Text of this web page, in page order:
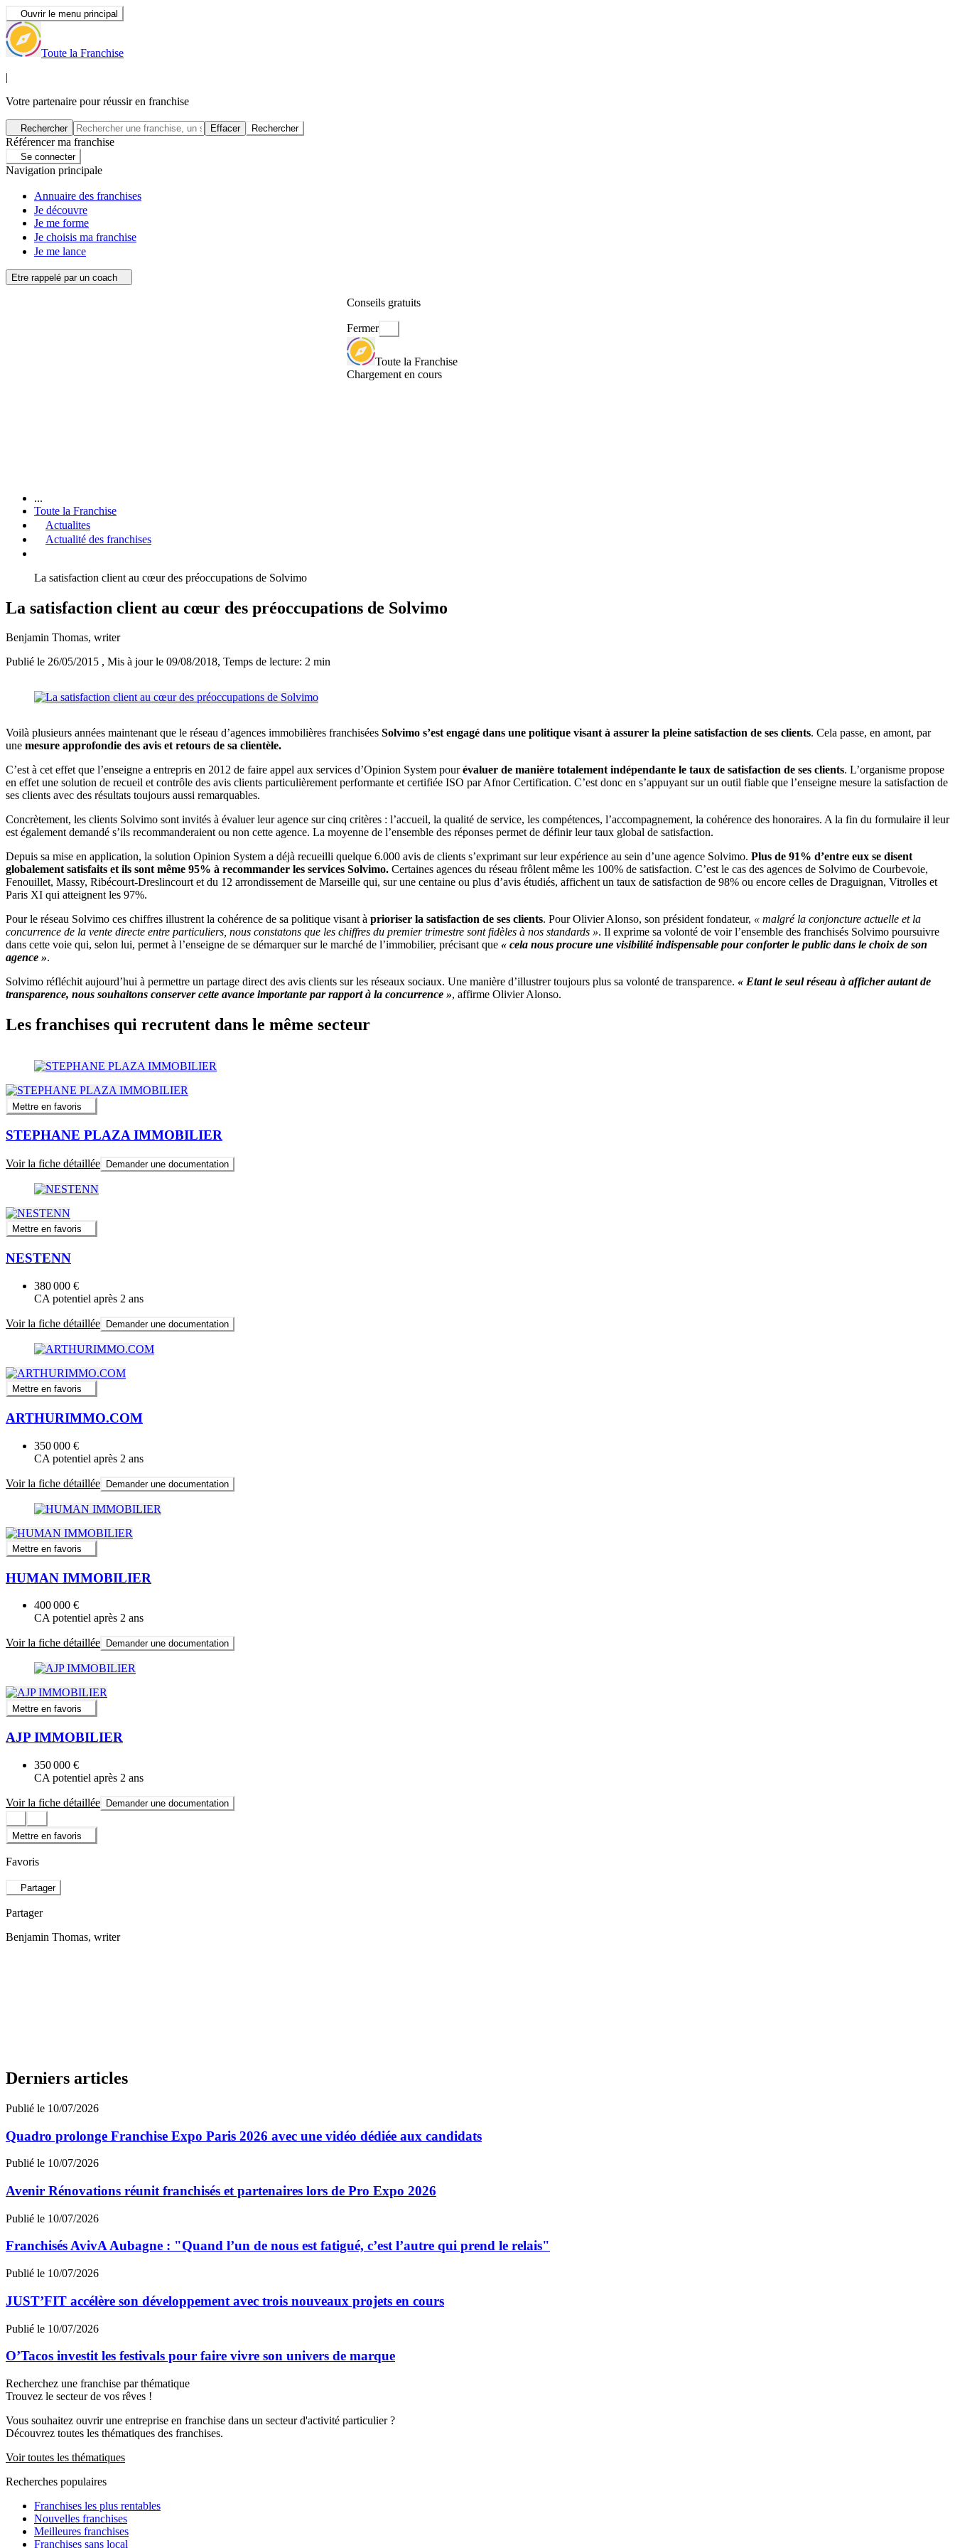
Ouvrir le menu principal
Toute la Franchise
|
Votre partenaire pour réussir en franchise
Rechercher Effacer Rechercher
Référencer ma franchise
Se connecter
Navigation principale
Annuaire des franchises
Je découvre
Je me forme
Je choisis ma franchise
Je me lance
Etre rappelé par un coach
Conseils gratuits
Fermer
Toute la Franchise
Chargement en cours
...
Toute la Franchise
Actualites
Actualité des franchises
La satisfaction client au cœur des préoccupations de Solvimo
La satisfaction client au cœur des préoccupations de Solvimo
Benjamin Thomas, writer
Publié le 26/05/2015 , Mis à jour le 09/08/2018, Temps de lecture: 2 min
Voilà plusieurs années maintenant que le réseau d’agences immobilières franchisées Solvimo s’est engagé dans une politique visant à assurer la pleine satisfaction de ses clients. Cela passe, en amont, par
une mesure approfondie des avis et retours de sa clientèle.
C’est à cet effet que l’enseigne a entrepris en 2012 de faire appel aux services d’Opinion System pourévaluer de manière totalement indépendante le taux de satisfaction de ses clients. L’organisme propose
en effet une solution de recueil et contrôle des avis clients particulièrement performante et certifiée ISO par Afnor Certification. C’est donc en s’appuyant sur un outil fiable que l’enseigne mesure la satisfaction de
ses clients avec des résultats toujours aussi remarquables.
Concrètement, les clients Solvimo sont invités à évaluer leur agence sur cinq critères : l’accueil, la qualité de service, les compétences, l’accompagnement, la cohérence des honoraires. A la fin du formulaire il leur
est également demandé s’ils recommanderaient ou non cette agence. La moyenne de l’ensemble des réponses permet de définir leur taux global de satisfaction.
Depuis sa mise en application, la solution Opinion System a déjà recueilli quelque 6.000 avis de clients s’exprimant sur leur expérience au sein d’une agence Solvimo. Plus de 91% d’entre eux se disent
globalement satisfaits et ils sont même 95% à recommander les services Solvimo. Certaines agences du réseau frôlent même les 100% de satisfaction. C’est le cas des agences de Solvimo de Courbevoie,
Fenouillet, Massy, Ribécourt-Dreslincourt et du 12 arrondissement de Marseille qui, sur une centaine ou plus d’avis étudiés, affichent un taux de satisfaction de 98% ou encore celles de Draguignan, Vitrolles et
Paris XI qui atteignent les 97%.
Pour le réseau Solvimo ces chiffres illustrent la cohérence de sa politique visant à prioriser la satisfaction de ses clients. Pour Olivier Alonso, son président fondateur, « malgré la conjoncture actuelle et la
concurrence de la vente directe entre particuliers, nous constatons que les chiffres du premier trimestre sont fidèles à nos standards ». Il exprime sa volonté de voir l’ensemble des franchisés Solvimo poursuivre
dans cette voie qui, selon lui, permet à l’enseigne de se démarquer sur le marché de l’immobilier, précisant que « cela nous procure une visibilité indispensable pour conforter le public dans le choix de son
agence ».
Solvimo réfléchit aujourd’hui à permettre un partage direct des avis clients sur les réseaux sociaux. Une manière d’illustrer toujours plus sa volonté de transparence. « Etant le seul réseau à afficher autant de
transparence, nous souhaitons conserver cette avance importante par rapport à la concurrence », affirme Olivier Alonso.
Les franchises qui recrutent dans le même secteur
Mettre en favoris
STEPHANE PLAZA IMMOBILIER
Voir la fiche détaillée Demander une documentation
Mettre en favoris
NESTENN
380 000 €
CA potentiel après 2 ans
Voir la fiche détaillée Demander une documentation
Mettre en favoris
ARTHURIMMO.COM
350 000 €
CA potentiel après 2 ans
Voir la fiche détaillée Demander une documentation
Mettre en favoris
HUMAN IMMOBILIER
400 000 €
CA potentiel après 2 ans
Voir la fiche détaillée Demander une documentation
Mettre en favoris
AJP IMMOBILIER
350 000 €
CA potentiel après 2 ans
Voir la fiche détaillée Demander une documentation
Mettre en favoris
Favoris
Partager
Partager
Benjamin Thomas, writer
Derniers articles
Publié le 10/07/2026
Quadro prolonge Franchise Expo Paris 2026 avec une vidéo dédiée aux candidats
Publié le 10/07/2026
Avenir Rénovations réunit franchisés et partenaires lors de Pro Expo 2026
Publié le 10/07/2026
Franchisés AvivA Aubagne : "Quand l’un de nous est fatigué, c’est l’autre qui prend le relais"
Publié le 10/07/2026
JUST’FIT accélère son développement avec trois nouveaux projets en cours
Publié le 10/07/2026
O’Tacos investit les festivals pour faire vivre son univers de marque
Recherchez une franchise par thématique
Trouvez le secteur de vos rêves !
Vous souhaitez ouvrir une entreprise en franchise dans un secteur d'activité particulier ?
Découvrez toutes les thématiques des franchises.
Voir toutes les thématiques
Recherches populaires
Franchises les plus rentables
Nouvelles franchises
Meilleures franchises
Franchises sans local